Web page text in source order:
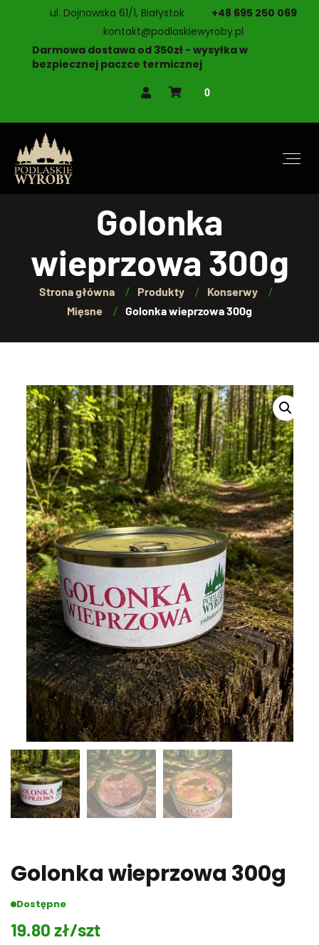
ul. Dojnowska 61/1, Białystok
+48 695 250 069
kontakt@podlaskiewyroby.pl
Darmowa dostawa od 350zł - wysyłka w
bezpiecznej paczce termicznej
0
Golonka
wieprzowa 300g
Strona główna Produkty
Konserwy
Mięsne
Golonka wieprzowa 300g
Golonka wieprzowa 300g
Dostępne
19.80 zł/szt